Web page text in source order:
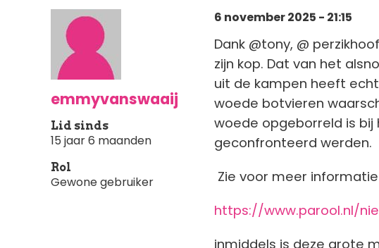
emmyvanswaaij
Lid sinds
15 jaar 6 maanden
Rol
Gewone gebruiker
6 november 2025 - 21:15
Dank @tony, @
zijn kop. Dat van het
uit de kampen heeft
woede botvieren
woede opgeborreld is
geconfronteerd werden.
Zie voor meer
https://www.parool.nl/
inmiddels is deze grote